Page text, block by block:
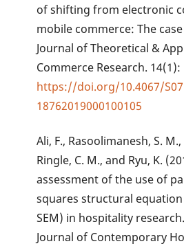
of shifting from electronic
mobile commerce: The
Journal of Theoretical &
Commerce Research. 14(1):
https://doi.org/10.4067/
18762019000100105
Ali, F., Rasoolimanesh, S.
Ringle, C. M., and Ryu, K.
assessment of the use of
squares structural equation
SEM) in hospitality
Journal of Contemporary